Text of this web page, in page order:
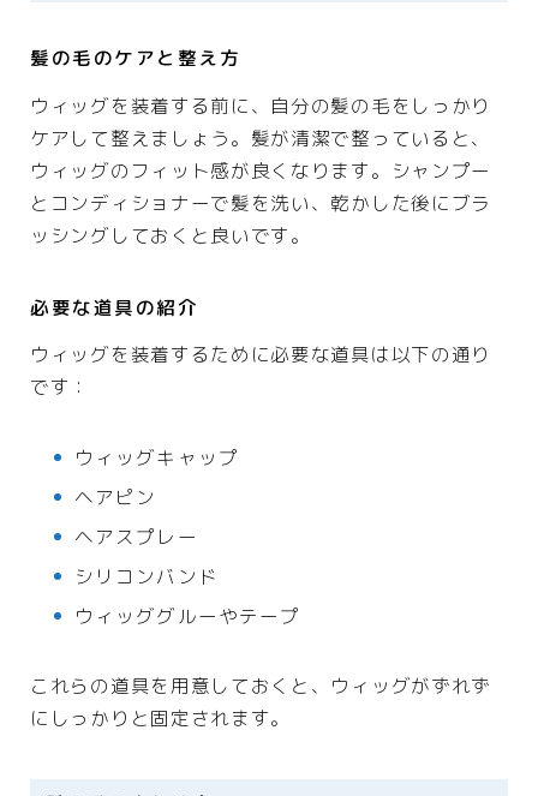
髪の毛のケアと整え方
ウィッグを装着する前に、自分の髪の毛をしっかり
ケアして整えましょう。髪が清潔で整っていると、
ウィッグのフィット感が良くなります。シャンプー
とコンディショナーで髪を洗い、乾かした後にブラ
ッシングしておくと良いです。
必要な道具の紹介
ウィッグを装着するために必要な道具は以下の通り
です：
ウィッグキャップ
ヘアピン
ヘアスプレー
シリコンバンド
ウィッググルーやテープ
これらの道具を用意しておくと、ウィッグがずれず
にしっかりと固定されます。